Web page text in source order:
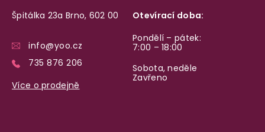
Špitálka 23a Brno, 602 00
info@yoo.cz
735 876 206
Více o prodejně
Otevírací doba:
Pondělí – pátek:
7:00 – 18:00
Sobota, neděle
Zavřeno